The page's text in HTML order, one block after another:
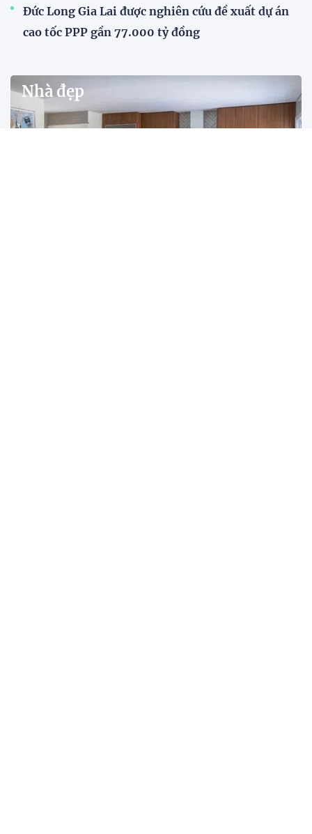
Đức Long Gia Lai được nghiên cứu đề xuất dự án
cao tốc PPP gần 77.000 tỷ đồng
Nhà đẹp